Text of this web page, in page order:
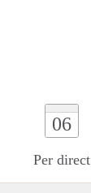
06
Per direct